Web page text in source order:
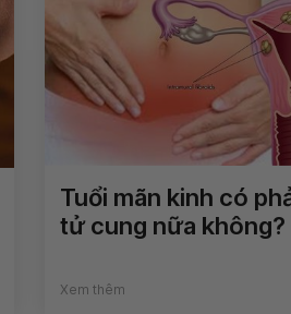
Tuổi mãn kinh có
tử cung nữa không?
Xem thêm